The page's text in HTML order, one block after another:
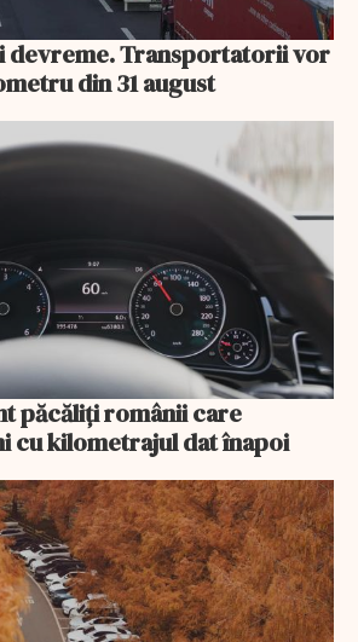
devreme. Transportatorii vor
din 31 august
păcăliţi românii care
cu kilometrajul dat înapoi